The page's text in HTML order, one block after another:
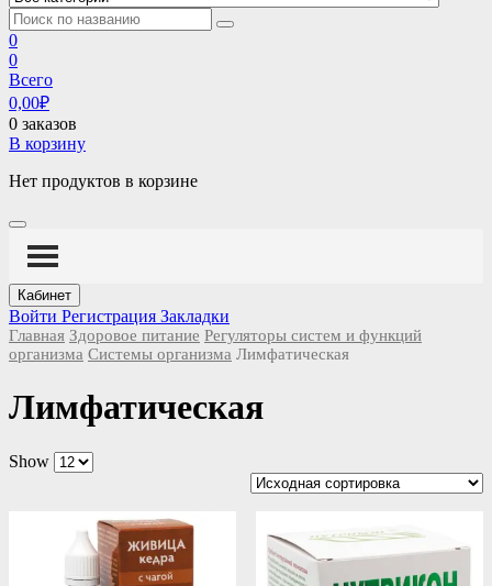
АРГО интернет магазин, доставка в Москве и по всей России
АРГО каталог каталог продукции, официальные цены
0
0
Всего
0,00₽
0 заказов
В корзину
Нет продуктов в корзине
Кабинет
Войти Регистрация Закладки
Главная Здоровое питание Регуляторы систем и функций
организма Системы организма Лимфатическая
Лимфатическая
Show